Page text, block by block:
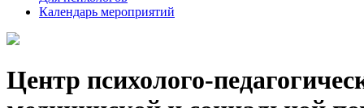
Календарь мероприятий
Центр психолого-